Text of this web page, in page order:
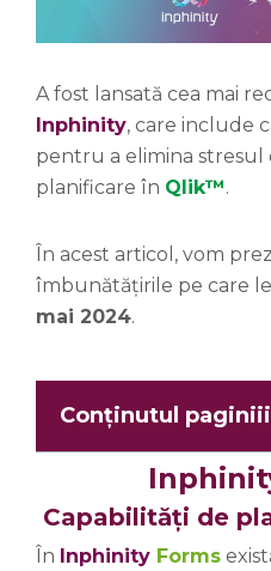
A fost lansată cea mai
Inphinity, care include
pentru a elimina stresul
planificare în Qlik™.
În acest articol, vom
îmbunătățirile pe care
mai 2024.
Conținutul paginiii
Capabilități de
În Inphinity Forms